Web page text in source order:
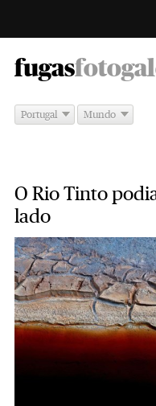
fugas
Portugal Mundo
O Rio Tinto
lado